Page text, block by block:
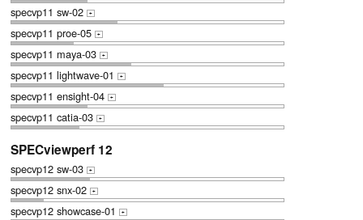
specvp11 sw-02 +
specvp11 proe-05 +
specvp11 maya-03 +
specvp11 lightwave-01 +
specvp11 ensight-04 +
specvp11 catia-03 +
SPECviewperf 12
specvp12 sw-03 +
specvp12 snx-02 +
specvp12 showcase-01 +